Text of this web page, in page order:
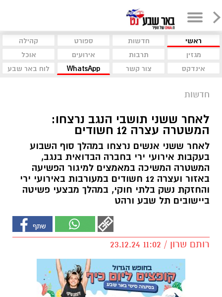
ראשי חדשות ספורט
קהילה
מגזין
תרבות אירועים
אוכל
אינדקס
צור קשר WhatsApp לוח באר שבע
חדשות
לאחר ששני תושבי הנגב נרצחו:
המשטרה עצרה 12 חשודים
לאחר ששני אנשים נרצחו במהלך סוף השבוע
בעקבות אירועי ירי בחברה הבדואית בנגב,
המשטרה המשיכה במאמצים למיגור הפשיעה
באזור ועצרה 12 חשודים במעורבות באירועי ירי
והחזקת נשק בלתי חוקי, במהלך מבצעי פשיטה
ביישובים תל שבע ורהט
רותם שרון / 11:02 23.12.24